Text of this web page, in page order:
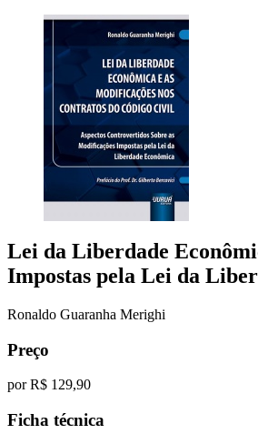
Lei da Liberdade
Impostas pela Lei da
Ronaldo Guaranha Merighi
Preço
porR$ 129,90
Ficha técnica